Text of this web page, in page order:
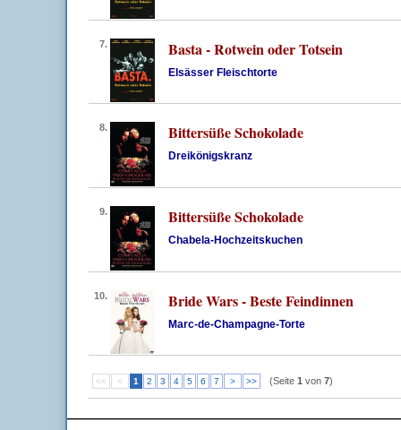
7. Basta - Rotwein oder Totsein
Elsässer Fleischtorte
8. Bittersüße Schokolade
Dreikönigskranz
9. Bittersüße Schokolade
Chabela-Hochzeitskuchen
10. Bride Wars - Beste Feindinnen
Marc-de-Champagne-Torte
<< < 1 2 3 4 5 6 7 > >> (Seite 1 von 7)